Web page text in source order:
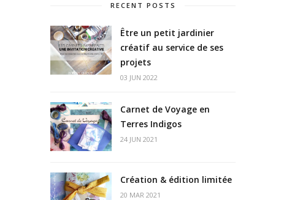
RECENT POSTS
Être un petit jardinier
créatif au service de ses
projets
03 JUN 2022
Carnet de Voyage en
Terres Indigos
24 JUN 2021
Création & édition limitée
20 MAR 2021